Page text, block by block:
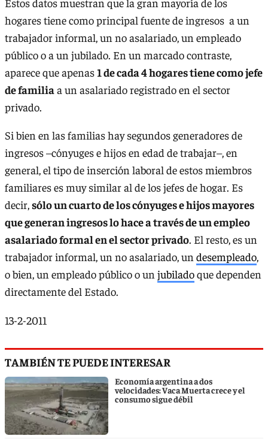
hogares tiene como principal fuente de ingresos a un
trabajador informal, un no asalariado, un empleado
público o a un jubilado. En un marcado contraste,
aparece que apenas1 de cada 4 hogares tiene como jefe
de familiaa un asalariado registrado en el sector
privado.
Si bien en las familias hay segundos generadores de
ingresos –cónyuges e hijos en edad de trabajar–, en
general, el tipo de inserción laboral de estos miembros
familiares es muy similar al de los jefes de hogar. Es
decir,sólo un cuarto de los cónyuges e hijos mayores
que generan ingresos lo hace a través de un empleo
asalariado formal en el sector privado. El resto, es un
trabajador informal, un no asalariado, un desempleado,
o bien, un empleado público o un jubiladoque dependen
directamente del Estado.
13-2-2011
TAMBIÉN TE PUEDE INTERESAR
Economía argentina a dos
velocidades: Vaca Muerta crece y el
consumo sigue débil